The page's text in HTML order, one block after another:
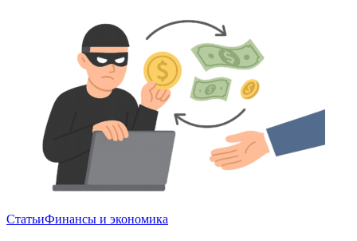
СтатьиФинансы и экономика